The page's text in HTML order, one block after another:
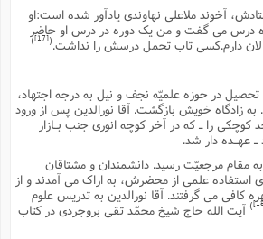
آخوند ملاعلى نهاوندى یادآور شده است:او
را در مدت 6 ماه درس مى گفت و من یک دوره در درس او حاضر
دارم.کسى تاب تحمل درسش را نداشت. [17]
)
پس از 7 سال تحصیل در حوزه علمیّه نجف و نیل به درجه اجتهاد،
1306 هـ .ق. به زادگاه خویش بازگشت. آقا نورالدین پس از ورود
را ـ که در آخر کوچه انورى جنب بـازار
عهـده دار شد.
مقام مرجعیّت رسید. دانشمندان و مشتاقان
استفاده علمى از محضرش، به اراک مى آمدند و از
کافى مى گرفتند. آقا نورالدین به تدریس علوم
)آیت الله حاج شیخ محمّد تقى بروجردى در کتاب